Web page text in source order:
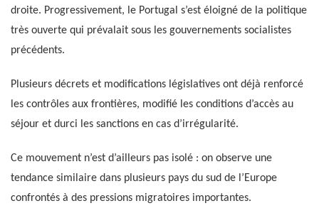
droite. Progressivement, le Portugal s’est éloigné de la politique
très ouverte qui prévalait sous les gouvernements socialistes
précédents.
Plusieurs décrets et modifications législatives ont déjà renforcé
les contrôles aux frontières, modifié les conditions d’accès au
séjour et durci les sanctions en cas d’irrégularité.
Ce mouvement n’est d’ailleurs pas isolé : on observe une
tendance similaire dans plusieurs pays du sud de l’Europe
confrontés à des pressions migratoires importantes.